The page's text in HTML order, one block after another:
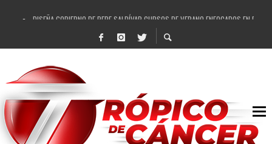
DISEÑA GOBIERNO DE PEPE SALDÍVAR CURSOS DE VERANO ENFOCADOS EN
REFRENDAN LOS 28 DELEGADOS Y 14 COMISARIADOS DE GUADALUPE APOYO A
FORTALECE GOBIERNO DE PEPE SALDÍVAR LA EDUCACIÓN EN LA ZACATECANA
GOBIERNO DE PEPE SALDÍVAR Y GRUPO FEMSA GENERAN MÁS DE 3 MIL EMPLEOS
CUARTA FERIA EXPO AGROPECUARIA TRAJO BENEFICIO DIRECTO A GUADALUPE:
RECONOCE PEPE SALDÍVAR A ARTISTA ZACATECANA VICTORIA HERNÁNDEZ